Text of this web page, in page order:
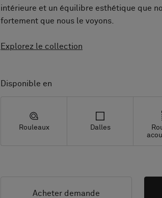
intérieure et un équilibre esthétique que
fortement que nous le voyons.
Explorez le collection
Disponible en
Rouleaux Dalles
Acheter demande